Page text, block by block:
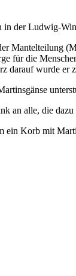
der Ludwig-
Mantelteilung
für die
darauf wurde er
an alle, die dazu
ein Korb mit